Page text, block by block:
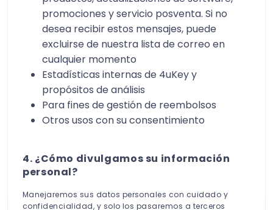
promociones y servicio posventa. Si no
desea recibir estos mensajes, puede
excluirse de nuestra lista de correo en
cualquier momento
Estadísticas internas de 4uKey y
propósitos de análisis
Para fines de gestión de reembolsos
Otros usos con su consentimiento
4. ¿Cómo divulgamos su información
personal?
Manejaremos sus datos personales con cuidado y
confidencialidad, y solo los pasaremos a terceros